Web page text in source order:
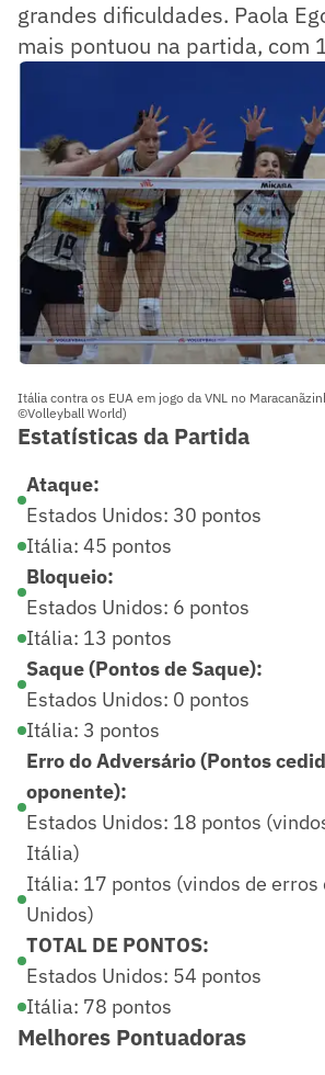
grandes dificuldades. Paola
mais pontuou na partida, com
Itália contra os EUA em jogo da VNL no
©Volleyball World)
Estatísticas da Partida
Ataque:
Estados Unidos: 30 pontos
Itália: 45 pontos
Bloqueio:
Estados Unidos: 6 pontos
Itália: 13 pontos
Saque (Pontos de Saque):
Estados Unidos: 0 pontos
Itália: 3 pontos
Erro do Adversário (Pontos
oponente):
Estados Unidos: 18 pontos
Itália)
Itália: 17 pontos (vindos de erros
Unidos)
TOTAL DE PONTOS:
Estados Unidos: 54 pontos
Itália: 78 pontos
Melhores Pontuadoras